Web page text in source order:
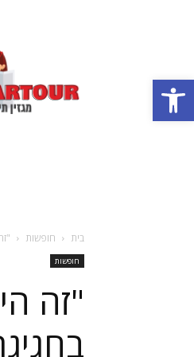
פתח סרגל נגישות
ונופש
בארץ
בית חופשות
חופשות
"זה